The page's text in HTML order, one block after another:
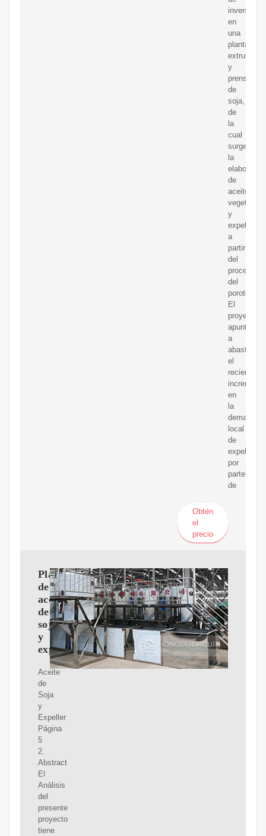
inversión
en
una
planta
extrusión
y
prensado
de
soja,
de
la
cual
surge
la
de
aceite
vegetal
y
expeller
a
partir
del
del
poroto.
El
proyecto
apunta
a
abastecer
el
reciente
incremento
en
la
demanda
local
de
expeller
por
parte
de
Obtén
el
precio
Planta
de
aceite
de
soja
y
expeller.
Aceite
de
Soja
y
Expeller
Página
5
2.
Abstract
El
Análisis
del
presente
proyecto
tiene